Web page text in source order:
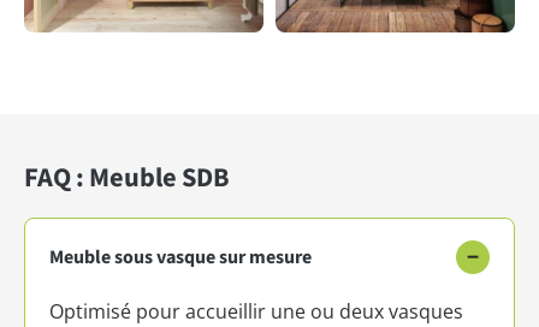
FAQ : Meuble SDB
Meuble sous vasque sur mesure −
Optimisé pour accueillir une ou deux vasques